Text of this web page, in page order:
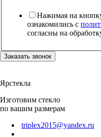
Нажимая на
ознакомились с
согласны на
Заказать звонок
Ярстекла
Изготовим стекло
по вашим размерам
triplex2015@yandex.ru